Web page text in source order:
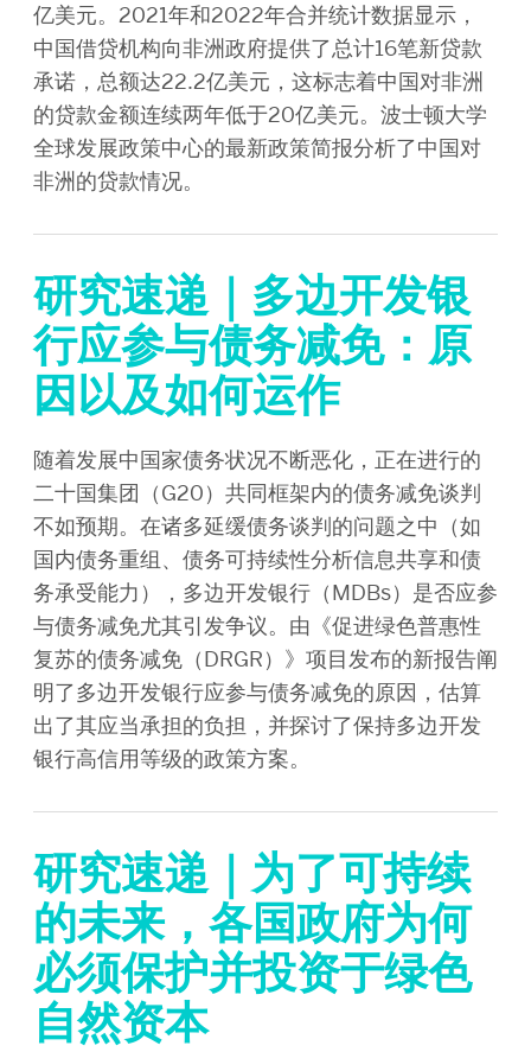
亿美元。2021年和2022年合并统计数据显示，
中国借贷机构向非洲政府提供了总计16笔新贷款
承诺，总额达22.2亿美元，这标志着中国对非洲
的贷款金额连续两年低于20亿美元。波士顿大学
全球发展政策中心的最新政策简报分析了中国对
非洲的贷款情况。
研究速递｜多边开发银
行应参与债务减免：原
因以及如何运作
随着发展中国家债务状况不断恶化，正在进行的
二十国集团（G20）共同框架内的债务减免谈判
不如预期。在诸多延缓债务谈判的问题之中（如
国内债务重组、债务可持续性分析信息共享和债
务承受能力），多边开发银行（MDBs）是否应参
与债务减免尤其引发争议。由《促进绿色普惠性
复苏的债务减免（DRGR）》项目发布的新报告阐
明了多边开发银行应参与债务减免的原因，估算
出了其应当承担的负担，并探讨了保持多边开发
银行高信用等级的政策方案。
研究速递｜为了可持续
的未来，各国政府为何
必须保护并投资于绿色
自然资本